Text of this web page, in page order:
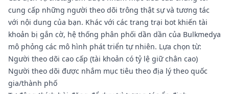
cung cấp những người theo dõi trông thật sự và tương tác
với nội dung của bạn. Khác với các trang trại bot khiến tài
khoản bị gắn cờ, hệ thống phân phối dần dần của Bulkmedya
mô phỏng các mô hình phát triển tự nhiên. Lựa chọn từ:
Người theo dõi cao cấp (tài khoản có tỷ lệ giữ chân cao)
Người theo dõi được nhắm mục tiêu theo địa lý theo quốc
gia/thành phố